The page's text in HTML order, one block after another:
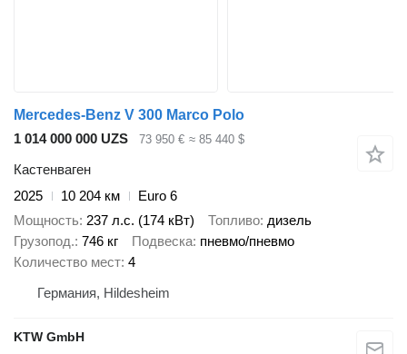
Mercedes-Benz V 300 Marco Polo
1 014 000 000 UZS
73 950 € ≈ 85 440 $
Кастенваген
2025
10 204 км
Euro 6
Мощность 237 л.с. (174 кВт) Топливо дизель
Грузопод. 746 кг Подвеска пневмо/пневмо
Количество мест 4
Германия, Hildesheim
KTW GmbH